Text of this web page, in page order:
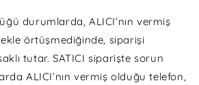
durumlarda, ALICI’nın vermiş
örtüşmediğinde, siparişi
tutar. SATICI siparişte sorun
ALICI’nın vermiş olduğu telefon,